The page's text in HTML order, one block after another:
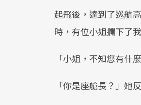
起飛後，達到了巡航
時，有位小姐攔下了
「小姐，不知您有什
「你是座艙長？」她